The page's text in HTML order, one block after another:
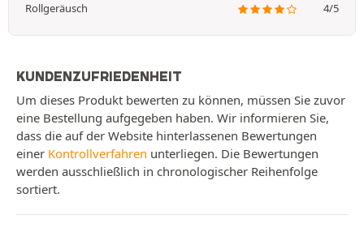
Rollgeräusch
4/5
KUNDENZUFRIEDENHEIT
Um dieses Produkt bewerten zu können, müssen Sie zuvor
eine Bestellung aufgegeben haben. Wir informieren Sie,
dass die auf der Website hinterlassenen Bewertungen
einer Kontrollverfahren unterliegen. Die Bewertungen
werden ausschließlich in chronologischer Reihenfolge
sortiert.